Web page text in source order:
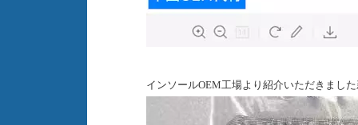
インソールOEM工場より紹介いただきまし